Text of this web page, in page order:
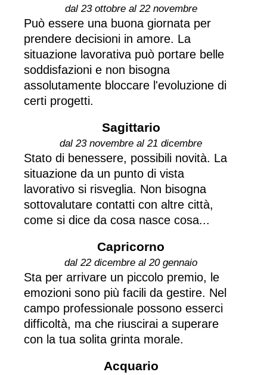
dal 23 ottobre al 22 novembre
Può essere una buona giornata per
prendere decisioni in amore. La
situazione lavorativa può portare belle
soddisfazioni e non bisogna
assolutamente bloccare l'evoluzione di
certi progetti.
Sagittario
dal 23 novembre al 21 dicembre
Stato di benessere, possibili novità. La
situazione da un punto di vista
lavorativo si risveglia. Non bisogna
sottovalutare contatti con altre città,
come si dice da cosa nasce cosa...
Capricorno
dal 22 dicembre al 20 gennaio
Sta per arrivare un piccolo premio, le
emozioni sono più facili da gestire. Nel
campo professionale possono esserci
difficoltà, ma che riuscirai a superare
con la tua solita grinta morale.
Acquario